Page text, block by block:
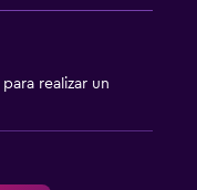
para realizar un